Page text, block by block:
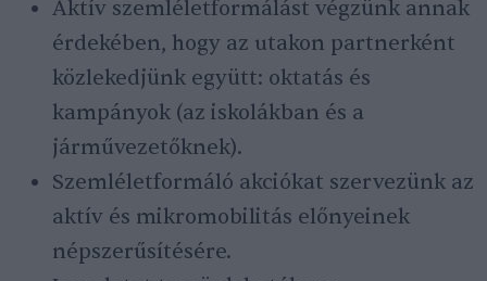
Aktív szemléletformálást végzünk annak
érdekében, hogy az utakon partnerként
közlekedjünk együtt: oktatás és
kampányok (az iskolákban és a
járművezetőknek).
Szemléletformáló akciókat szervezünk az
aktív és mikromobilitás előnyeinek
népszerűsítésére.